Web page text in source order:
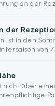
an der
der
ist in den
von
nicht über